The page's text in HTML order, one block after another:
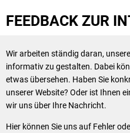
Feedback
FEEDBACK ZUR
Wir arbeiten ständig daran,
informativ zu gestalten. Dabei
etwas übersehen. Haben Sie
unserer Website? Oder ist Ihnen
wir uns über Ihre Nachricht.
Hier können Sie uns auf Fehler